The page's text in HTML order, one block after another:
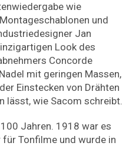
wie
und
Jan
Look des
Concorde
mit geringen Massen,
Einstecken von Drähten
lässt, wie Sacom schreibt.
Jahren. 1918 war es
Tonfilme und wurde in